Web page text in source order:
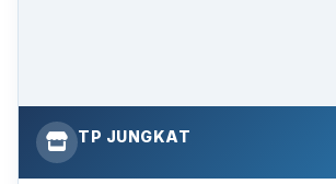
TP JUNGKAT